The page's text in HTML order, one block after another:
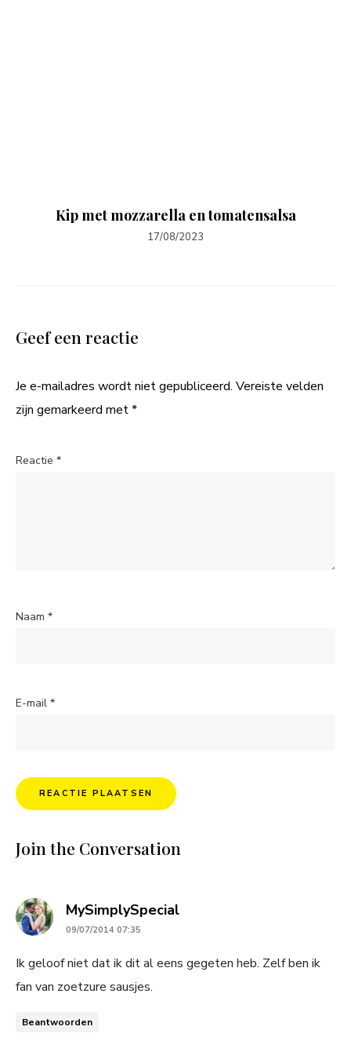
Kip met mozzarella en tomatensalsa
17/08/2023
Geef een reactie
Je e-mailadres wordt niet gepubliceerd. Vereiste velden
zijn gemarkeerd met*
Reactie *
Naam *
E-mail *
Join the Conversation
MySimplySpecialsays:
09/07/2014 07:35
Ik geloof niet dat ik dit al eens gegeten heb. Zelf ben ik
fan van zoetzure sausjes.
Beantwoorden